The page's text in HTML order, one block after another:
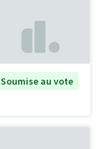
Soumise au vote